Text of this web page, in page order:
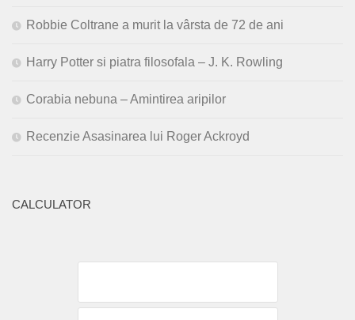
Robbie Coltrane a murit la vârsta de 72 de ani
Harry Potter si piatra filosofala – J. K. Rowling
Corabia nebuna – Amintirea aripilor
Recenzie Asasinarea lui Roger Ackroyd
CALCULATOR